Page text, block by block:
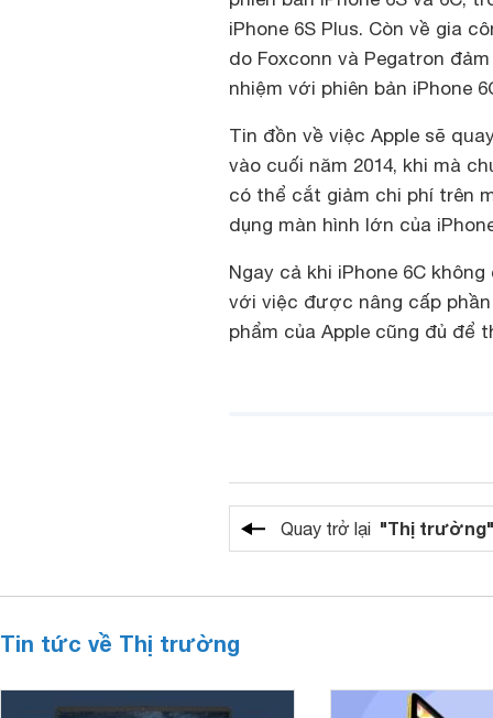
iPhone 6S Plus. Còn về gia
do Foxconn và Pegatron
nhiệm với phiên bản iPhone
Tin đồn về việc Apple sẽ
vào cuối năm 2014, khi mà
có thể cắt giảm chi phí trên
dụng màn hình lớn của
Ngay cả khi iPhone 6C
với việc được nâng cấp
phẩm của Apple cũng đủ
Quay trở lại "Thị trường"
Tin tức về Thị trường